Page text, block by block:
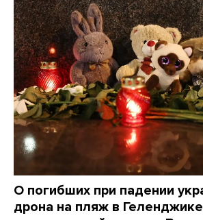
О погибших при падении
дрона на пляж в